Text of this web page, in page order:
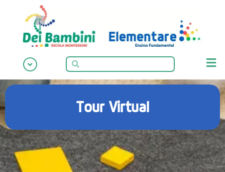
Tour Virtual